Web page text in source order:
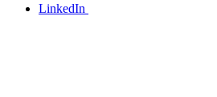
LinkedIn